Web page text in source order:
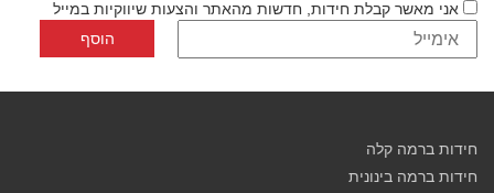
אני מאשר קבלת חידות, חדשות מהאתר והצעות שיווקיות במייל
חידות ברמה קלה
חידות ברמה בינונית